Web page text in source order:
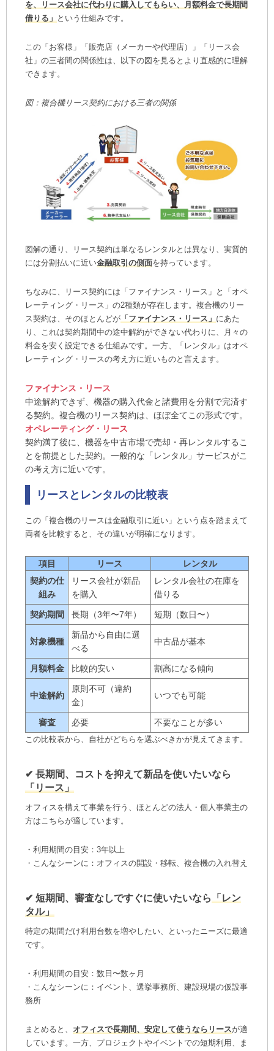
ポイント③ 「メーカーの強み」で候補を絞る
月額リース料金ごとおすすめ機種の紹介
8,000円～/月
11,000円～/月
19,000円～/月
複合機リースに関するよくある質問
「複合機NAVI」で無料一括見積もり！ 専門家
が最適なプランをご提案します
複合機NAVIが複合機・コピー機のリースで選ば
れる理由
業界最安値で一括見積りできるから、おトク！
導入後のメンテナンスも最高品質だから安心！
ご導入いただいたお客様の声
ご導入の流れ
複合機NAVIの複合機・コピー機のリース対
応・保守対応エリア
複合機・コピー機リースの関連コラム
を、リース会社に代わりに購入してもらい、月額料金で長期間
借りる」 という仕組みです。
この「お客様」「販売店（メーカーや代理店）」「リース会
社」の三者間の関係性は、以下の図を見るとより直感的に理解
できます。
図：複合機リース契約における三者の関係
図解の通り、リース契約は単なるレンタルとは異なり、実質的
には分割払いに近い金融取引の側面を持っています。
ちなみに、リース契約には「ファイナンス・リース」と「オペ
レーティング・リース」の2種類が存在します。複合機のリー
ス契約は、そのほとんどが 「ファイナンス・リース」 にあた
り、これは契約期間中の途中解約ができない代わりに、月々の
料金を安く設定できる仕組みです。一方、「レンタル」はオペ
レーティング・リースの考え方に近いものと言えます。
ファイナンス・リース
中途解約できず、機器の購入代金と諸費用を分割で完済す
る契約。複合機のリース契約は、ほぼ全てこの形式です。
オペレーティング・リース
契約満了後に、機器を中古市場で売却・再レンタルするこ
とを前提とした契約。一般的な「レンタル」サービスがこ
の考え方に近いです。
リースとレンタルの比較表
この「複合機のリースは金融取引に近い」という点を踏まえて
両者を比較すると、その違いが明確になります。
項目 リース
レンタル
契約の仕
組み
リース会社が新品
を購入
レンタル会社の在庫を
借りる
契約期間 長期（3年〜7年） 短期（数日〜）
対象機種
新品から自由に選
べる
中古品が基本
月額料金 比較的安い 割高になる傾向
中途解約
原則不可（違約
金）
いつでも可能
審査 必要 不要なことが多い
この比較表から、自社がどちらを選ぶべきかが見えてきます。
✔︎ 長期間、コストを抑えて新品を使いたいなら
「リース」
オフィスを構えて事業を行う、ほとんどの法人・個人事業主の
方はこちらが適しています。
・利用期間の目安：3年以上
・こんなシーンに：オフィスの開設・移転、複合機の入れ替え
✔︎ 短期間、審査なしですぐに使いたいなら
「レン
タル」
特定の期間だけ利用台数を増やしたい、といったニーズに最適
です。
・利用期間の目安：数日〜数ヶ月
・こんなシーンに：イベント、選挙事務所、建設現場の仮設事
務所
まとめると、 オフィスで長期間、安定して使うならリースが適
しています。一方、プロジェクトやイベントでの短期利用、ま